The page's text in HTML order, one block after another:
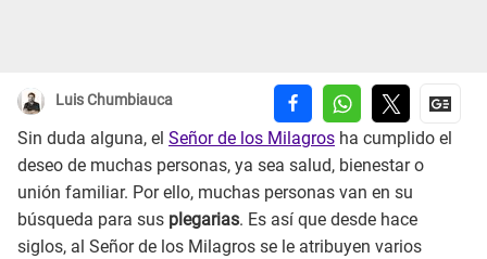
Luis Chumbiauca
Sin duda alguna, el Señor de los Milagros ha cumplido el
deseo de muchas personas, ya sea salud, bienestar o
unión familiar. Por ello, muchas personas van en su
búsqueda para sus plegarias. Es así que desde hace
siglos, al Señor de los Milagros se le atribuyen varios